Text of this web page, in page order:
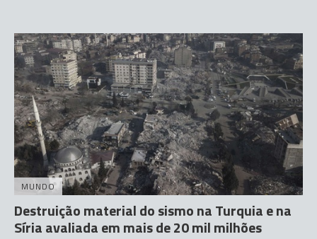
MUNDO
Destruição material do sismo na Turquia e na
Síria avaliada em mais de 20 mil milhões